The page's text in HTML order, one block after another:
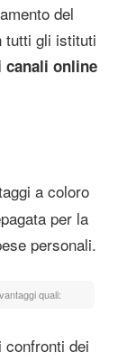
del
tutti gli istituti
canali online
a coloro
per la
personali.
quali:
dei